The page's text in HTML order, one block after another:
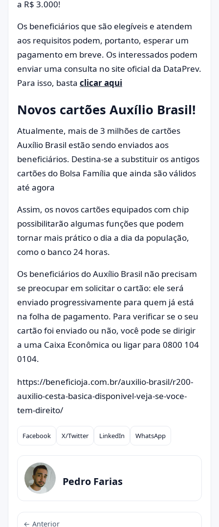
a R$ 3.000!
Os beneficiários que são elegíveis e atendem
aos requisitos podem, portanto, esperar um
pagamento em breve. Os interessados ​​podem
enviar uma consulta no site oficial da DataPrev.
Para isso, basta clicar aqui
Novos cartões Auxílio Brasil!
Atualmente, mais de 3 milhões de cartões
Auxílio Brasil estão sendo enviados aos
beneficiários. Destina-se a substituir os antigos
cartões do Bolsa Família que ainda são válidos
até agora
Assim, os novos cartões equipados com chip
possibilitarão algumas funções que podem
tornar mais prático o dia a dia da população,
como o banco 24 horas.
Os beneficiários do Auxílio Brasil não precisam
se preocupar em solicitar o cartão: ele será
enviado progressivamente para quem já está
na folha de pagamento. Para verificar se o seu
cartão foi enviado ou não, você pode se dirigir
a uma Caixa Econômica ou ligar para 0800 104
0104.
https://beneficioja.com.br/auxilio-brasil/r200-
auxilio-cesta-basica-disponivel-veja-se-voce-
tem-direito/
Compartilhar
Facebook X/Twitter LinkedIn WhatsApp
Pedro Farias
← Anterior